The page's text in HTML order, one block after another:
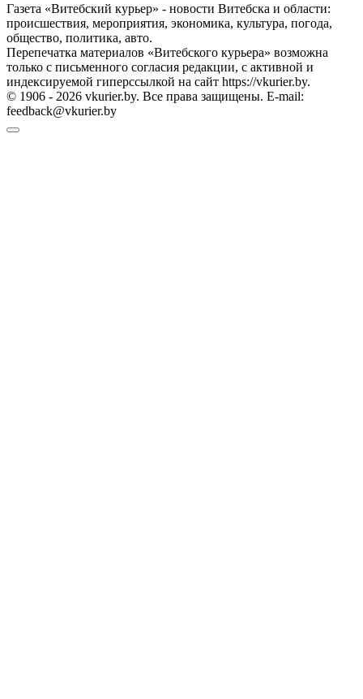
Газета «Витебский курьер» - новости Витебска и области:
происшествия, мероприятия, экономика, культура, погода,
общество, политика, авто.
Перепечатка материалов «Витебского курьера» возможна
только с письменного согласия редакции, с активной и
индексируемой гиперссылкой на сайт https://vkurier.by.
© 1906 - 2026 vkurier.by. Все права защищены. E-mail:
feedback@vkurier.by